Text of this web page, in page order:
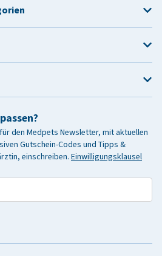
den Medpets Newsletter, mit aktuellen
Gutschein-Codes und Tipps &
einschreiben. Einwilligungsklausel